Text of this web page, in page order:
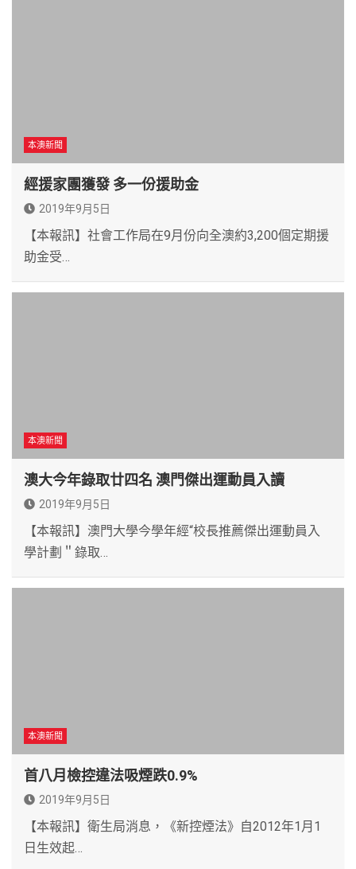
本澳新聞
經援家團獲發 多一份援助金
2019年9月5日
【本報訊】社會工作局在9月份向全澳約3,200個定期援
助金受…
本澳新聞
澳大今年錄取廿四名 澳門傑出運動員入讀
2019年9月5日
【本報訊】澳門大學今學年經“校長推薦傑出運動員入
學計劃＂錄取…
本澳新聞
首八月檢控違法吸煙跌0.9%
2019年9月5日
【本報訊】衛生局消息，《新控煙法》自2012年1月1
日生效起…